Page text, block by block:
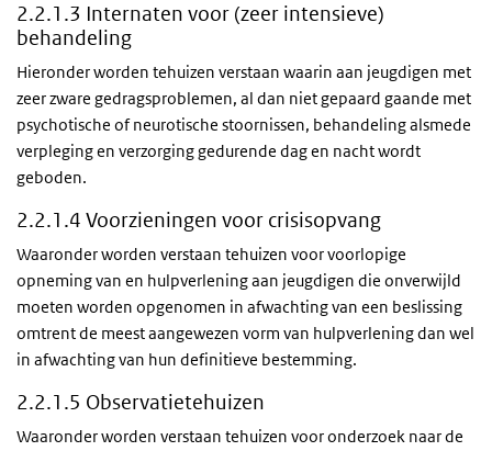
2.2.1.3 Internaten voor (zeer intensieve)
behandeling
Hieronder worden tehuizen verstaan waarin aan jeugdigen met
zeer zware gedragsproblemen, al dan niet gepaard gaande met
psychotische of neurotische stoornissen, behandeling alsmede
verpleging en verzorging gedurende dag en nacht wordt
geboden.
2.2.1.4 Voorzieningen voor crisisopvang
Waaronder worden verstaan tehuizen voor voorlopige
opneming van en hulpverlening aan jeugdigen die onverwijld
moeten worden opgenomen in afwachting van een beslissing
omtrent de meest aangewezen vorm van hulpverlening dan wel
in afwachting van hun definitieve bestemming.
2.2.1.5 Observatietehuizen
Waaronder worden verstaan tehuizen voor onderzoek naar de